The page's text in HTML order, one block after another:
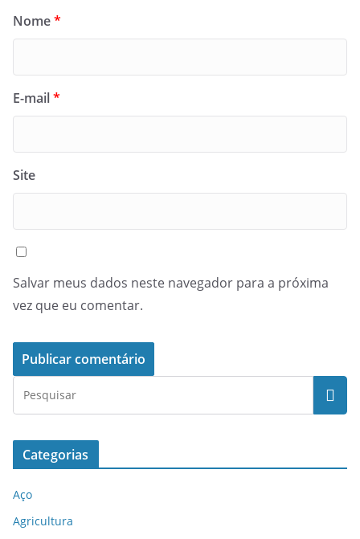
Nome*
E-mail*
Site
Salvar meus dados neste navegador para a próxima
vez que eu comentar.
Categorias
Aço
Agricultura